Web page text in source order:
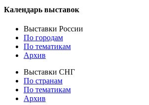
Календарь выставок
Выставки России
По городам
По тематикам
Архив
Выставки СНГ
По странам
По тематикам
Архив